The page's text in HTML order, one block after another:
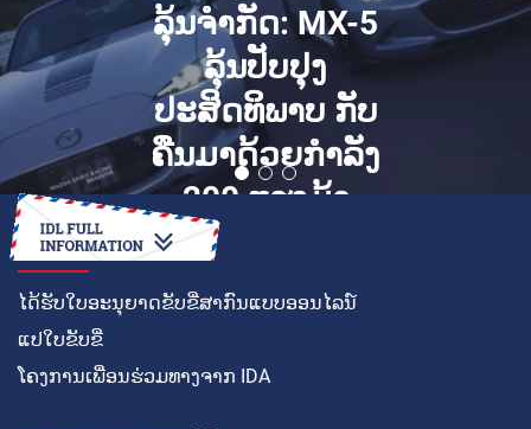
ລຸ້ນຈຳກັດ: MX-5
ລຸ້ນປັບປຸງ
ປະສິດທິພາບ ກັບ
ຄືນມາດ້ວຍກຳລັງ
200 ແຮງມ້າ
ວິທີໃນການ
ໄດ້ຮັບໃບອະນຸຍາດຂັບຂີ່ສາກົນແບບອອນໄລນ໌
ແປໃບຂັບຂີ່
ໂຄງການເພື່ອນຮ່ວມທາງຈາກ IDA